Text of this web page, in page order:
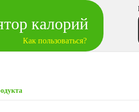
калорий
Как пользоваться?